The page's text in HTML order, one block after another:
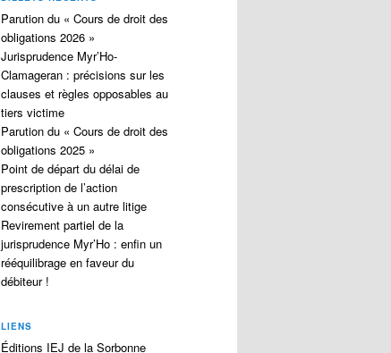
Parution du « Cours de droit des
obligations 2026 »
Jurisprudence Myr’Ho-
Clamageran : précisions sur les
clauses et règles opposables au
tiers victime
Parution du « Cours de droit des
obligations 2025 »
Point de départ du délai de
prescription de l’action
consécutive à un autre litige
Revirement partiel de la
jurisprudence Myr’Ho : enfin un
rééquilibrage en faveur du
débiteur !
LIENS
Éditions IEJ de la Sorbonne